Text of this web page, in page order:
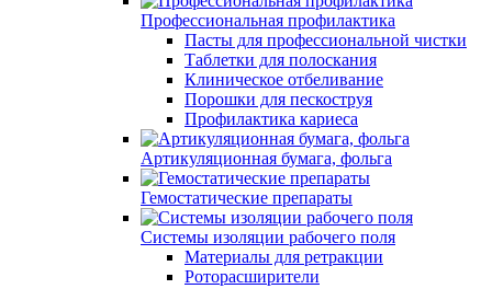
Профессиональная профилактика
Пасты для профессиональной чистки
Таблетки для полоскания
Клиническое отбеливание
Порошки для пескоструя
Профилактика кариеса
Артикуляционная бумага, фольга
Гемостатические препараты
Системы изоляции рабочего поля
Материалы для ретракции
Роторасширители